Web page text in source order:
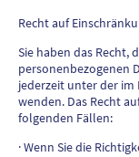
Recht auf
Sie haben das Recht,
personenbezogenen
jederzeit unter der im
wenden. Das Recht
folgenden Fällen:
· Wenn Sie die